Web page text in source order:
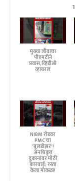
1
मुक्या जीवाचा
पीएमटीने
प्रवास,व्हिडीओ
व्हायरल
NIBM रोडवर
PMC चा
'बुलडोझर'!
अनधिकृत
दुकानांवर मोठी
कारवाई; रस्ता
केला मोकळा!